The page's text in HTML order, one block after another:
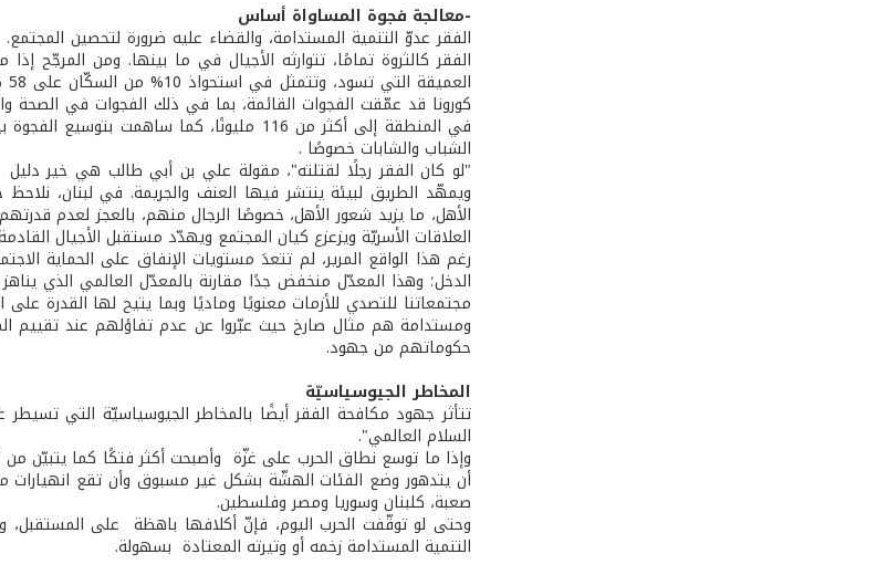
-معالجة فجوة المساواة أساس
الفقر عدوّ التنمية المستدامة، والقضاء عليه ضرورة لتحصين
الفقر كالثروة تمامًا، تتوارثه الأجيال في ما بينها. ومن
في المنطقة إلى أكثر من 116 مليونًا، كما
الشباب والشابات خصوصًا .
"لو كان الفقر رجلًا لقتلته"، مقولة علي بن أبي طالب هي خير
ويمهّد الطريق لبيئة ينتشر فيها العنف والجريمة. في لبنان،
الأهل، ما يزيد شعور الأهل، خصوصًا الرجال منهم، بالعجز لعدم
العلاقات الأسريّة ويزعزع كيان المجتمع ويهدّد مستقبل الأجيال
مجتمعاتنا للتصدي للأزمات معنويًا وماديًا وبما يتيح لها القدرة
ومستدامة هم مثال صارخ حيث عبّروا عن عدم تفاؤلهم عند تقييم
حكوماتهم من جهود.
المخاطر الجيوسياسيّة
تتأثر جهود مكافحة الفقر أيضًا بالمخاطر الجيوسياسيّة التي
السلام العالمي".
أن يتدهور وضع الفئات الهشّة بشكل غير مسبوق وأن تقع انهيارات
صعبة، كلبنان وسوريا ومصر وفلسطين.
وحتى لو توقّفت الحرب اليوم، فإنّ أكلافها باهظة على المستقبل،
التنمية المستدامة زخمه أو وتيرته المعتادة بسهولة.